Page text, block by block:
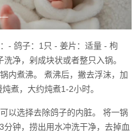
- 鸽子：1只 - 姜片：适量 - 枸
净，剁成块状或者整只入锅。
内煮沸。 煮沸后，撇去浮沫，加
煮，大约炖煮1-2小时。
以选择去除鸽子的内脏。 将一锅
钟，捞出用水冲洗干净，去掉血